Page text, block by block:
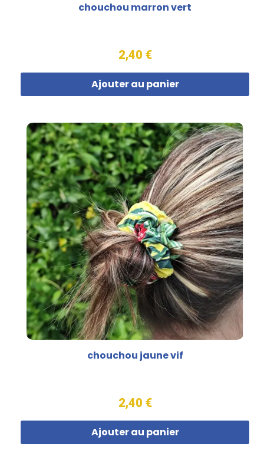
chouchou marron vert
2,40 €
Ajouter au panier
chouchou jaune vif
2,40 €
Ajouter au panier